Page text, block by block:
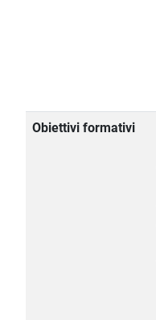
Obiettivi formativi